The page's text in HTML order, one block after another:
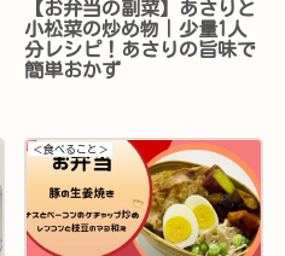
【お弁当の副菜】あさりと
小松菜の炒め物｜少量1人
分レシピ！あさりの旨味で
簡単おかず
＜食べること＞